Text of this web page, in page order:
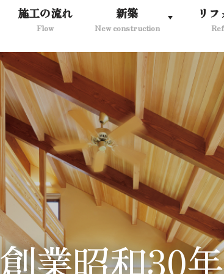
施工の流れ
Flow
新築
New construction
リ
創業昭和30